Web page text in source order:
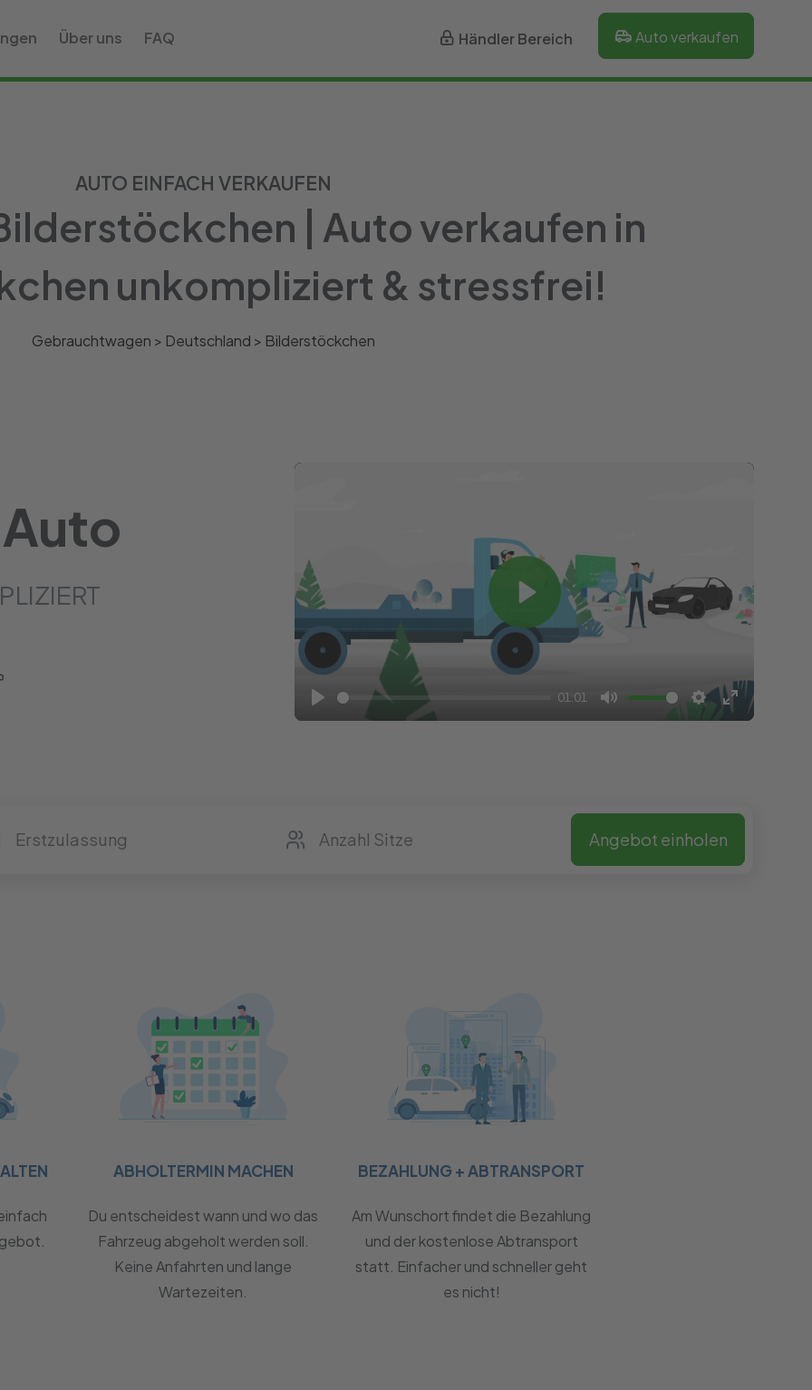
Über uns FAQ Händler Bereich Auto verkaufen
AUTO EINFACH VERKAUFEN
| Auto verkaufen in
unkompliziert & stressfrei!
Gebrauchtwagen > Deutschland > Bilderstöckchen
Play
01:01
Mute Settings
Enter
Play
Angebot einholen
ABHOLTERMIN MACHEN
Du entscheidest wann und wo das
Fahrzeug abgeholt werden soll.
Keine Anfahrten und lange
Wartezeiten.
BEZAHLUNG + ABTRANSPORT
Am Wunschort findet die Bezahlung
und der kostenlose Abtransport
statt. Einfacher und schneller geht
es nicht!